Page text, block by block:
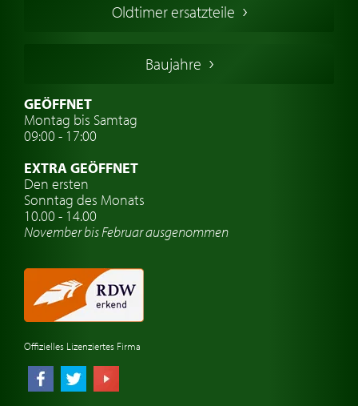
Deutsche Oldtimer
Schwedische Oldtimer
Oldtimer mit h-kennzeichen
Auto Oldtimer Markt
Oldtimer-Versicherung
Oldtimer-Clubs
Oldtimer-Reisen
Automarken uhren
Oldtimer ersatzteile
Baujahre
GEÖFFNET
Montag bis Samtag
09:00 - 17:00
EXTRA GEÖFFNET
Den ersten
Sonntag des Monats
10.00 - 14.00
November bis Februar ausgenommen
Offizielles Lizenziertes Firma